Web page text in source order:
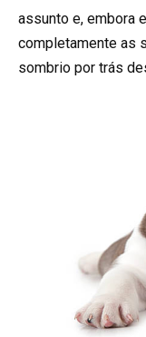
assunto e, embora
completamente as
sombrio por trás